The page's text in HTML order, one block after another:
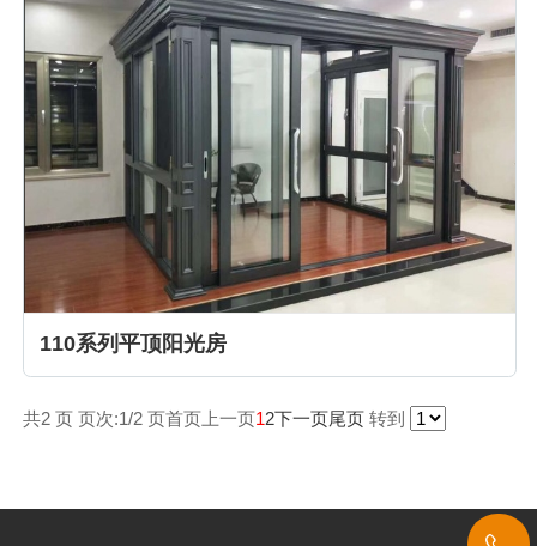
110系列平顶阳光房
共2 页 页次:1/2 页首页 上一页12下一页尾页 转到